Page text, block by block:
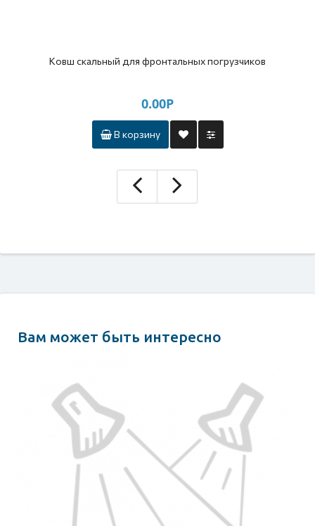
Ковш скальный для фронтальных погрузчиков
0.00Р
В корзину
Вам может быть интересно